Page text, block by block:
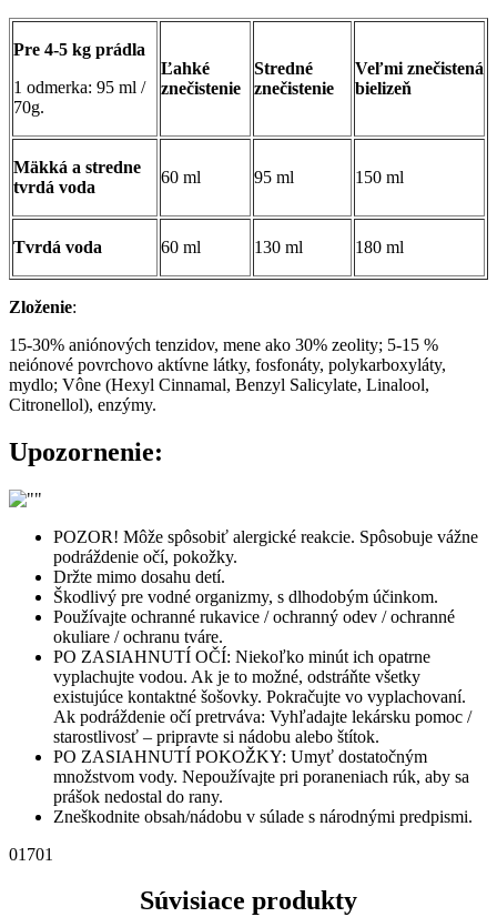
Pre 4-5 kg prádla
1 odmerka: 95 ml /
70g.
Ľahké
znečistenie
Stredné
znečistenie
Veľmi znečistená
bielizeň
Mäkká a stredne
tvrdá voda
60 ml 95 ml 150 ml
Tvrdá voda 60 ml 130 ml 180 ml
Zloženie:
15-30% aniónových tenzidov, mene ako 30% zeolity; 5-15 %
neiónové povrchovo aktívne látky, fosfonáty, polykarboxyláty,
mydlo; Vône (Hexyl Cinnamal, Benzyl Salicylate, Linalool,
Citronellol), enzýmy.
Upozornenie:
POZOR! Môže spôsobiť alergické reakcie. Spôsobuje vážne
podráždenie očí, pokožky.
Držte mimo dosahu detí.
Škodlivý pre vodné organizmy, s dlhodobým účinkom.
Používajte ochranné rukavice / ochranný odev / ochranné
okuliare / ochranu tváre.
PO ZASIAHNUTÍ OČÍ: Niekoľko minút ich opatrne
vyplachujte vodou. Ak je to možné, odstráňte všetky
existujúce kontaktné šošovky. Pokračujte vo vyplachovaní.
Ak podráždenie očí pretrváva: Vyhľadajte lekársku pomoc /
starostlivosť – pripravte si nádobu alebo štítok.
PO ZASIAHNUTÍ POKOŽKY: Umyť dostatočným
množstvom vody. Nepoužívajte pri poraneniach rúk, aby sa
prášok nedostal do rany.
Zneškodnite obsah/nádobu v súlade s národnými predpismi.
01701
Súvisiace produkty